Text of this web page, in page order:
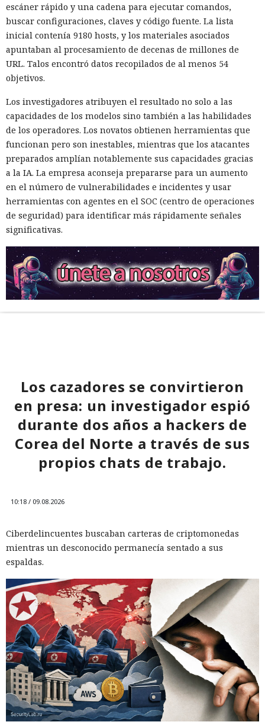
escáner rápido y una cadena para ejecutar comandos,
buscar configuraciones, claves y código fuente. La lista
inicial contenía 9180 hosts, y los materiales asociados
apuntaban al procesamiento de decenas de millones de
URL. Talos encontró datos recopilados de al menos 54
objetivos.
Los investigadores atribuyen el resultado no solo a las
capacidades de los modelos sino también a las habilidades
de los operadores. Los novatos obtienen herramientas que
funcionan pero son inestables, mientras que los atacantes
preparados amplían notablemente sus capacidades gracias
a la IA. La empresa aconseja prepararse para un aumento
en el número de vulnerabilidades e incidentes y usar
herramientas con agentes en el SOC (centro de operaciones
de seguridad) para identificar más rápidamente señales
significativas.
Los cazadores se convirtieron
en presa: un investigador espió
durante dos años a hackers de
Corea del Norte a través de sus
propios chats de trabajo.
10:18 / 09.08.2026
Ciberdelincuentes buscaban carteras de criptomonedas
mientras un desconocido permanecía sentado a sus
espaldas.